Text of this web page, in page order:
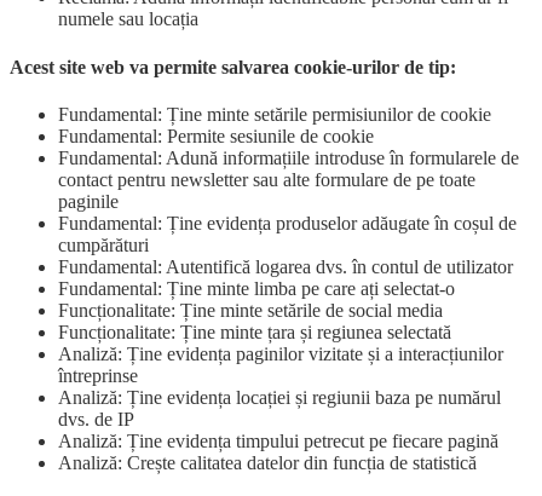
numele sau locația
Acest site web va permite salvarea cookie-urilor de tip:
Fundamental: Ține minte setările permisiunilor de cookie
Fundamental: Permite sesiunile de cookie
Fundamental: Adună informațiile introduse în formularele de
contact pentru newsletter sau alte formulare de pe toate
paginile
Fundamental: Ține evidența produselor adăugate în coșul de
cumpărături
Fundamental: Autentifică logarea dvs. în contul de utilizator
Fundamental: Ține minte limba pe care ați selectat-o
Funcționalitate: Ține minte setările de social media
Funcționalitate: Ține minte țara și regiunea selectată
Analiză: Ține evidența paginilor vizitate și a interacțiunilor
întreprinse
Analiză: Ține evidența locației și regiunii baza pe numărul
dvs. de IP
Analiză: Ține evidența timpului petrecut pe fiecare pagină
Analiză: Crește calitatea datelor din funcția de statistică